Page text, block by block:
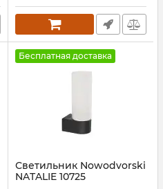
Бесплатная доставка
Светильник Nowodvorski
NATALIE 10725